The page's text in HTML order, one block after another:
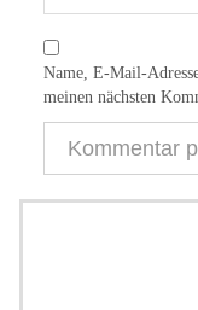
Name, E-Mail-
meinen nächsten